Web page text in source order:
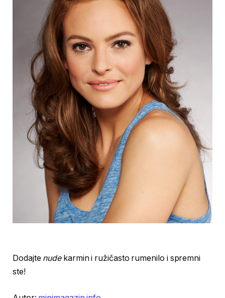
Dodajte nudekarmin i ružičasto rumenilo i spremni
ste!